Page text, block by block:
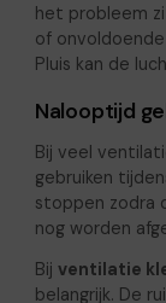
het probleem
of
Pluis kan de
Nalooptijd
Bij veel
gebruiken
stoppen zodra
nog worden
Bij ventilatie
belangrijk. De